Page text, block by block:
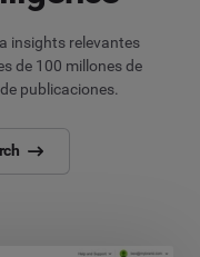
insights relevantes
de 100 millones de
publicaciones.